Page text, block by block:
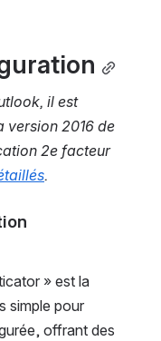
il est
version 2016 de
2e facteur
.
» est la
simple pour
offrant des